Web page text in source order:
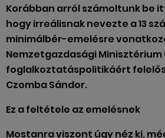
Korábban arról számoltunk be
hogy irreálisnak nevezte a 13
minimálbér-emelésre
Nemzetgazdasági Minisztérium
foglalkoztatáspolitikáért
Czomba Sándor.
Ez a feltétele az emelésnek
Mostanra viszont úgy néz ki,